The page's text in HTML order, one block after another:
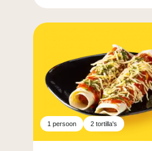
1 persoon 2 tortilla's